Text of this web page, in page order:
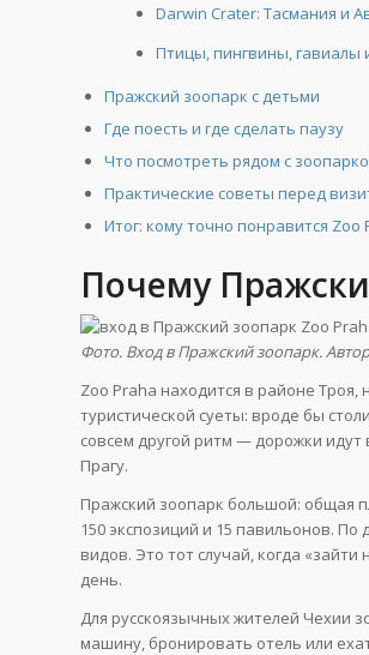
Darwin Crater: Тасмания и
Птицы, пингвины, гавиалы
Пражский зоопарк с детьми
Где поесть и где сделать паузу
Что посмотреть рядом с
Практические советы перед
Итог: кому точно понравится Zoo
Почему
Фото. Вход в Пражский зоопарк.
Zoo Praha находится в районе
туристической суеты: вроде бы
совсем другой ритм — дорожки
Прагу.
Пражский зоопарк большой: общая
150 экспозиций и 15 павильонов.
видов. Это тот случай, когда
день.
Для русскоязычных жителей Чехии
машину, бронировать отель или